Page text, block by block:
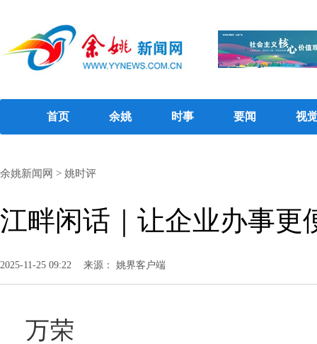
首页 余姚 时事 要闻 视
余姚新闻网 > 姚时评
江畔闲话｜让企业办事更
2025-11-25 09:22 来源： 姚界客户端
万荣